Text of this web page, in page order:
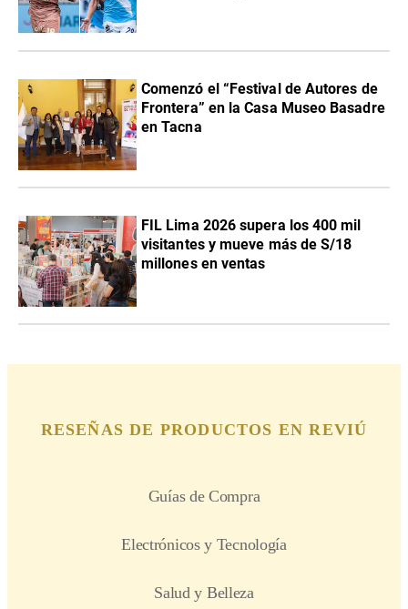
Comenzó el “Festival de Autores de
Frontera” en la Casa Museo Basadre
en Tacna
FIL Lima 2026 supera los 400 mil
visitantes y mueve más de S/18
millones en ventas